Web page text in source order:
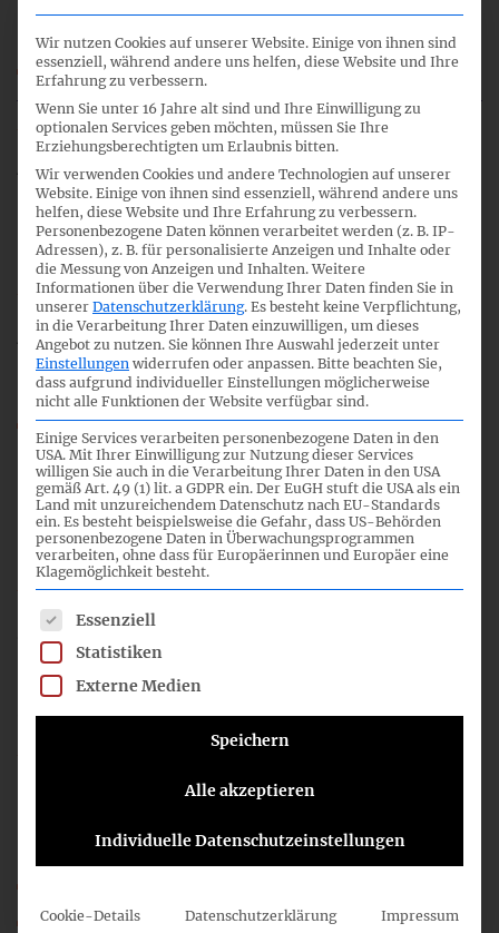
34_03_FA-FB_DPP_CN.pdf
4
11:30
ASAF Vorbereitung
34_04_FA-FB_ASAF_CN.pdf
26.11.24
08:00
IASB-ED/2024/7 Equity Method of Accounting
34_05_FA-FB_Equity_CN.pdf
Wir nutzen Cookies auf unserer Website. Einige von ihnen sind
essenziell, während andere uns helfen, diese Website und Ihre
Erfahrung zu verbessern.
Wenn Sie unter 16 Jahre alt sind und Ihre Einwilligung zu
optionalen Services geben möchten, müssen Sie Ihre
Erziehungsberechtigten um Erlaubnis bitten.
Wir verwenden Cookies und andere Technologien auf unserer
Website. Einige von ihnen sind essenziell, während andere uns
helfen, diese Website und Ihre Erfahrung zu verbessern.
Personenbezogene Daten können verarbeitet werden (z. B. IP-
Adressen), z. B. für personalisierte Anzeigen und Inhalte oder
die Messung von Anzeigen und Inhalten. Weitere
Informationen über die Verwendung Ihrer Daten finden Sie in
unserer Datenschutzerklärung. Es besteht keine Verpflichtung,
in die Verarbeitung Ihrer Daten einzuwilligen, um dieses
Angebot zu nutzen. Sie können Ihre Auswahl jederzeit unter
Einstellungen widerrufen oder anpassen. Bitte beachten Sie,
dass aufgrund individueller Einstellungen möglicherweise
nicht alle Funktionen der Website verfügbar sind.
Einige Services verarbeiten personenbezogene Daten in den
USA. Mit Ihrer Einwilligung zur Nutzung dieser Services
willigen Sie auch in die Verarbeitung Ihrer Daten in den USA
gemäß Art. 49 (1) lit. a GDPR ein. Der EuGH stuft die USA als ein
Land mit unzureichendem Datenschutz nach EU-Standards
ein. Es besteht beispielsweise die Gefahr, dass US-Behörden
personenbezogene Daten in Überwachungsprogrammen
verarbeiten, ohne dass für Europäerinnen und Europäer eine
Klagemöglichkeit besteht.
Es folgt eine Liste der Service-Gruppen, für die eine
Essenziell
Statistiken
Externe Medien
Speichern
Alle akzeptieren
Individuelle Datenschutzeinstellungen
Cookie-Details Datenschutzerklärung Impressum